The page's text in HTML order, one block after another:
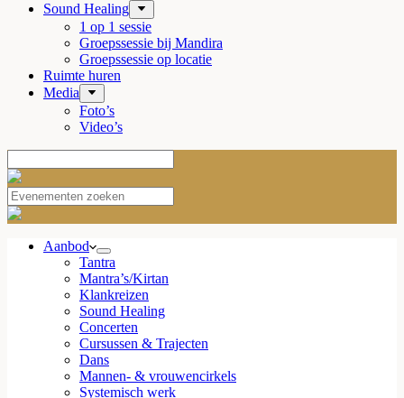
Sound Healing
1 op 1 sessie
Groepssessie bij Mandira
Groepssessie op locatie
Ruimte huren
Media
Foto’s
Video’s
Aanbod
Tantra
Mantra’s/Kirtan
Klankreizen
Sound Healing
Concerten
Cursussen & Trajecten
Dans
Mannen- & vrouwencirkels
Systemisch werk